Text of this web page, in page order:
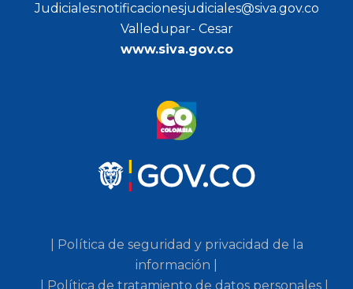
Judiciales:notificacionesjudiciales@siva.gov.co
Valledupar- Cesar
www.siva.gov.co
| Política de seguridad y privacidad de la
información |
| Política de tratamiento de datos personales |